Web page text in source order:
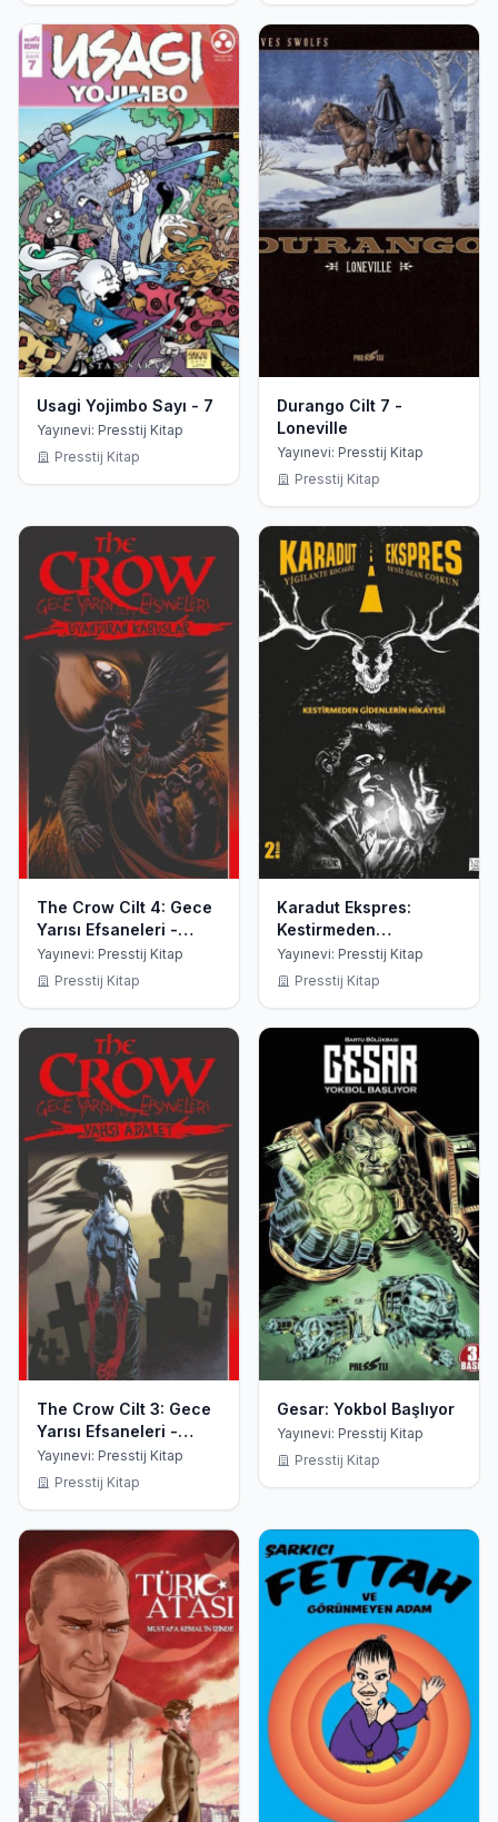
Usagi Yojimbo Sayı - 7
Yayınevi: Presstij Kitap
Presstij Kitap
Durango Cilt 7 -
Loneville
Yayınevi: Presstij Kitap
Presstij Kitap
The Crow Cilt 4: Gece
Yarısı Efsaneleri -
Uyandıran Kabuslar
Yayınevi: Presstij Kitap
Presstij Kitap
Karadut Ekspres:
Kestirmeden
Gidenlerin Hikayesi
Yayınevi: Presstij Kitap
Presstij Kitap
The Crow Cilt 3: Gece
Yarısı Efsaneleri -
Vahşi Adalet
Yayınevi: Presstij Kitap
Presstij Kitap
Gesar: Yokbol Başlıyor
Yayınevi: Presstij Kitap
Presstij Kitap